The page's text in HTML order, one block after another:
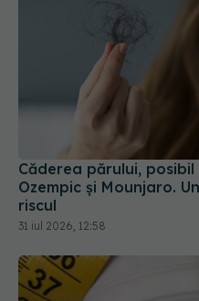
Căderea părului,
Ozempic și Mounjaro.
31 iul 2026, 12:58